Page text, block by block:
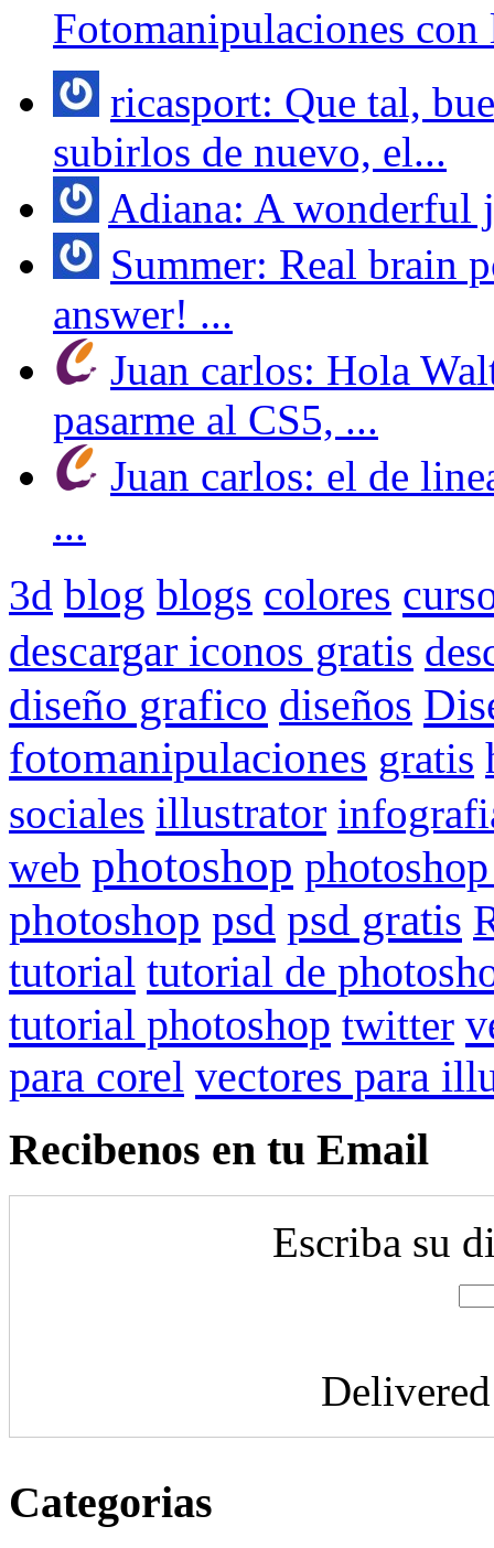
Fotomanipulaciones
ricasport: Que tal,
subirlos de nuevo, el...
Adiana: A wonderful
Summer: Real brain
answer! ...
Juan carlos: Hola
pasarme al CS5, ...
Juan carlos: el de
...
3d blog blogs colores
descargar iconos gratis
diseño grafico diseños
fotomanipulaciones gratis
sociales illustrator
web photoshop
photoshop psd psd gratis
tutorial tutorial de
tutorial photoshop twitter
para corel vectores para
Recibenos en tu Email
Escriba su
Categorias